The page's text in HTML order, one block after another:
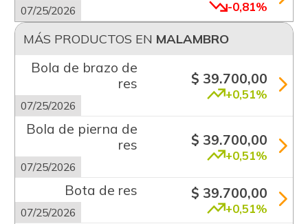
07/25/2026 -0,81%
MÁS PRODUCTOS EN MALAMBRO
Bola de brazo de
res
07/25/2026
$ 39.700,00
+0,51%
Bola de pierna de
res
07/25/2026
$ 39.700,00
+0,51%
Bota de res
07/25/2026
$ 39.700,00
+0,51%